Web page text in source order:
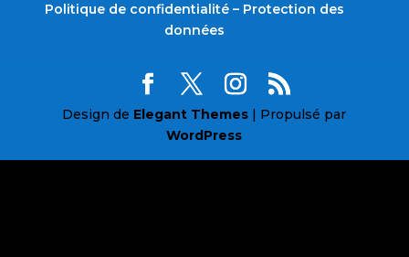
Politique de confidentialité – Protection des
données
Design de Elegant Themes | Propulsé par
WordPress